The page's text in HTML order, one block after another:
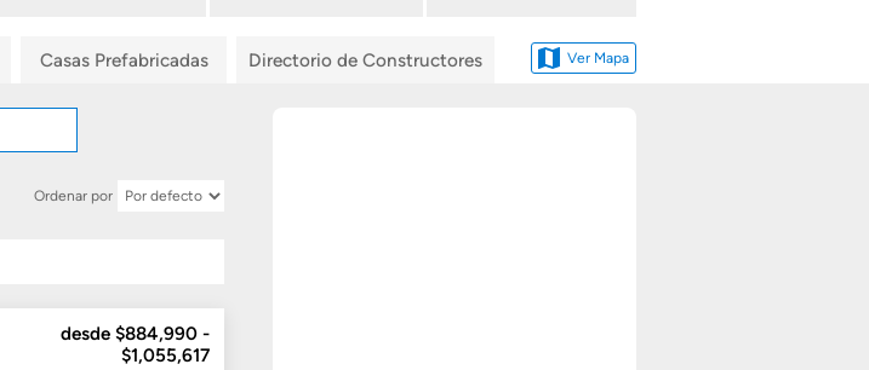
Ver Mapa
Casas Prefabricadas Directorio de Constructores
Ordenar por
desde $884,990 -
$1,055,617